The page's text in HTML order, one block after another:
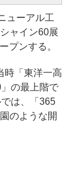
ューアル工
ャイン60展
プンする。
時「東洋一高
の最上階で
は、「365
のような開